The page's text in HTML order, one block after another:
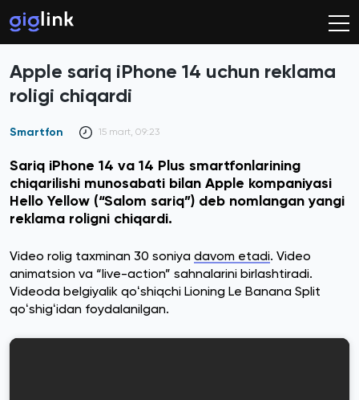
Apple sariq iPhone 14 uchun reklama
roligi chiqardi
Smartfon 15 mart, 09:23
Sariq iPhone 14 va 14 Plus smartfonlarining
chiqarilishi munosabati bilan Apple kompaniyasi
Hello Yellow (“Salom sariq”) deb nomlangan yangi
reklama roligni chiqardi.
Video rolig taxminan 30 soniya davom etadi. Video
animatsion va “live-action” sahnalarini birlashtiradi.
Videoda belgiyalik qoʻshiqchi Lioning Le Banana Split
qoʻshigʻidan foydalanilgan.